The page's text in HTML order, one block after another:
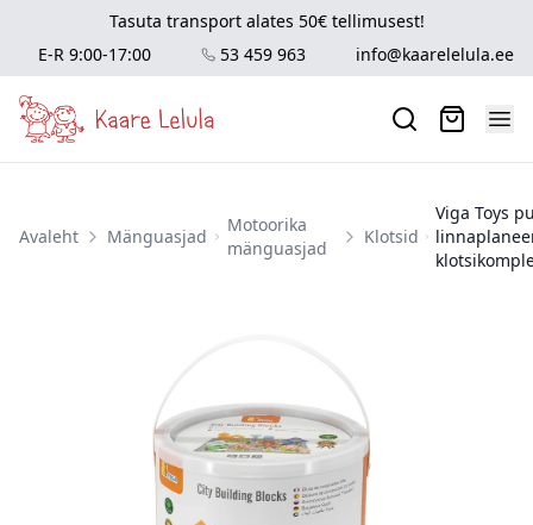
Tasuta transport alates 50€ tellimusest!
E-R 9:00-17:00
53 459 963 info@kaarelelula.ee
Avaleht Mänguasjad
Motoorika
mänguasjad
Klotsid
Viga Toys